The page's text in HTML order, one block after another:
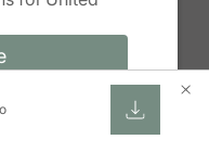
language
(EUR €)
(UZS SO'M)
(VUV VT)
₫)
FUTUNA (XPF FR)